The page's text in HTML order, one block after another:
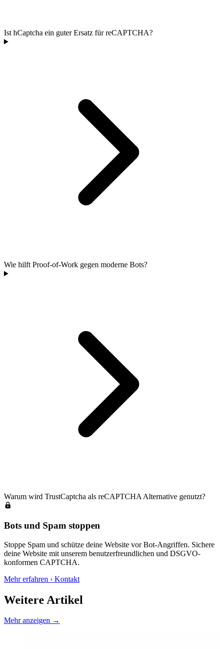
Ist hCaptcha ein guter Ersatz für reCAPTCHA?
Wie hilft Proof-of-Work gegen moderne Bots?
Warum wird TrustCaptcha als reCAPTCHA Alternative genutzt?
Bots und Spam stoppen
Stoppe Spam und schütze deine Website vor Bot-Angriffen. Sichere
deine Website mit unserem benutzerfreundlichen und DSGVO-
konformen CAPTCHA.
Mehr erfahren › Kontakt
Weitere Artikel
Mehr anzeigen →